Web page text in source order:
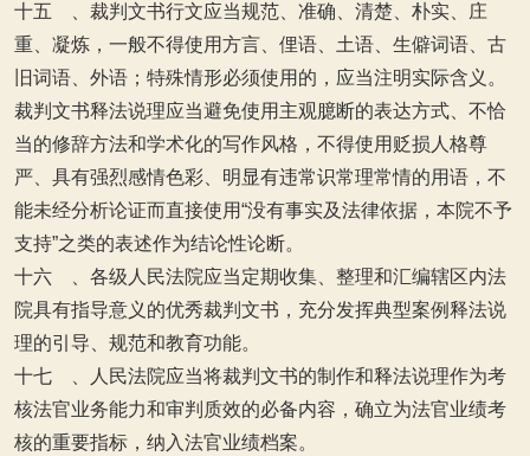
十五 、裁判文书行文应当规范、准确、清楚、朴实、庄
重、凝炼，一般不得使用方言、俚语、土语、生僻词语、古
旧词语、外语；特殊情形必须使用的，应当注明实际含义。
裁判文书释法说理应当避免使用主观臆断的表达方式、不恰
当的修辞方法和学术化的写作风格，不得使用贬损人格尊
严、具有强烈感情色彩、明显有违常识常理常情的用语，不
能未经分析论证而直接使用“没有事实及法律依据，本院不予
支持”之类的表述作为结论性论断。
十六 、各级人民法院应当定期收集、整理和汇编辖区内法
院具有指导意义的优秀裁判文书，充分发挥典型案例释法说
理的引导、规范和教育功能。
十七 、人民法院应当将裁判文书的制作和释法说理作为考
核法官业务能力和审判质效的必备内容，确立为法官业绩考
核的重要指标，纳入法官业绩档案。